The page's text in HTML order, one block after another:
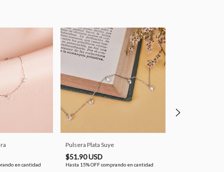
en cantidad
Pulsera Plata Suye
$51.90 USD
Hasta 15% OFFcomprando en cantidad